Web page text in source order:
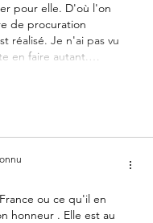
pour elle. D'où l'on
de procuration
réalisé. Je n'ai pas vu
en faire autant.…
ou ce qu'il en
honneur . Elle est au